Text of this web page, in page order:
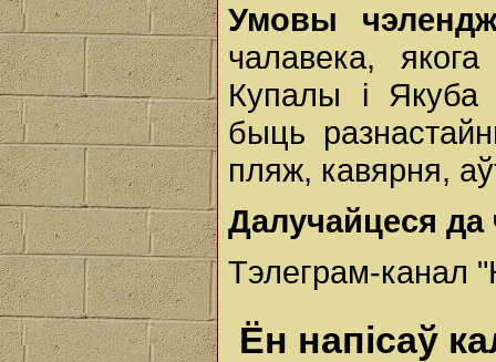
Умовы
чалавека,
Купалы і
быць
пляж, кавярня,
Далучайцеся
Тэлеграм-канал
Ён напісаў